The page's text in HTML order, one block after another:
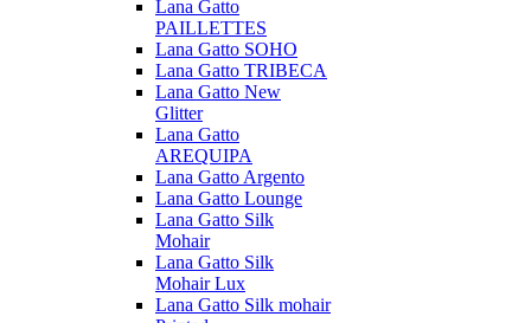
Lana Gatto
PAILLETTES
Lana Gatto SOHO
Lana Gatto TRIBECA
Lana Gatto New
Glitter
Lana Gatto
AREQUIPA
Lana Gatto Argento
Lana Gatto Lounge
Lana Gatto Silk
Mohair
Lana Gatto Silk
Mohair Lux
Lana Gatto Silk mohair